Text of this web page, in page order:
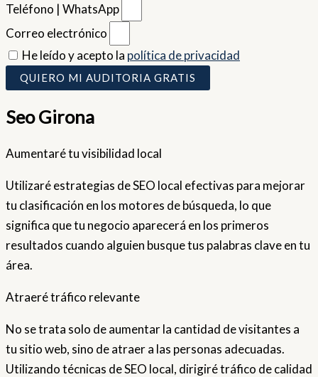
Teléfono | WhatsApp
Correo electrónico
He leído y acepto la política de privacidad
QUIERO MI AUDITORIA GRATIS
Seo Girona
Aumentaré tu visibilidad local
Utilizaré estrategias de SEO local efectivas para mejorar
tu clasificación en los motores de búsqueda, lo que
significa que tu negocio aparecerá en los primeros
resultados cuando alguien busque tus palabras clave en tu
área.
Atraeré tráfico relevante
No se trata solo de aumentar la cantidad de visitantes a
tu sitio web, sino de atraer a las personas adecuadas.
Utilizando técnicas de SEO local, dirigiré tráfico de calidad